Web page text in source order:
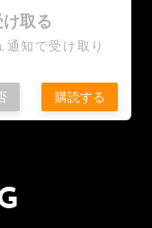
取る
知で受け取り
購読する